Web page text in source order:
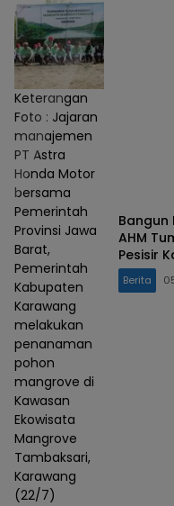
Keterangan
Foto : Jajaran
manajemen
PT Astra
Honda Motor
bersama
Pemerintah
Provinsi Jawa
Barat,
Pemerintah
Kabupaten
Karawang
melakukan
penanaman
pohon
mangrove di
Kawasan
Ekowisata
Mangrove
Tambaksari,
Karawang
(22/7)
Bangun
AHM
Pesisir
Berita